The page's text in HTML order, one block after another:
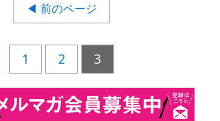
◀ 前のページ
1 2 3